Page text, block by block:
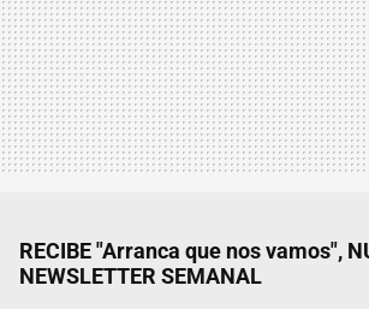
RECIBE "Arranca que nos vamos",
NEWSLETTER SEMANAL